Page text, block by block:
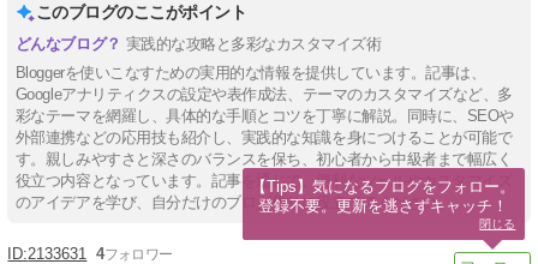
このブログのここがポイント
実践的な攻略と多彩なカスタマイズ術
Bloggerを使いこなすための実用的な情報を提供しています。記事は、
Googleアナリティクスの設定や表作成法、テーマのカスタマイズなど、多
彩なテーマを網羅し、具体的な手順とコツを丁寧に解説。同時に、SEOや
外部連携などの応用技も紹介し、実践的な知識を身につけることが可能で
す。親しみやすさと深さのバランスを保ち、初心者から中級者まで幅広く
役立つ内容となっています。記事を通じて、便利なツールやカスタマイズ
のアイデアを学び、自分だけのブログ作りに役立ててください。
2133631 4
【Tips】気になるブログをフォロー。
登録不要。更新を逃さずキャッチ！
閉じる